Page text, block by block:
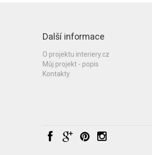
Další informace
O projektu interiery.cz
Můj projekt - popis
Kontakty